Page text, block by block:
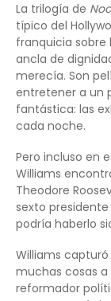
La trilogía de
típico del
franquicia sobre
ancla de
merecía. Son
entretener a un
fantástica: las
cada noche.
Pero incluso en
Williams
Theodore
sexto
podría haberlo
Williams
muchas cosas a
reformador